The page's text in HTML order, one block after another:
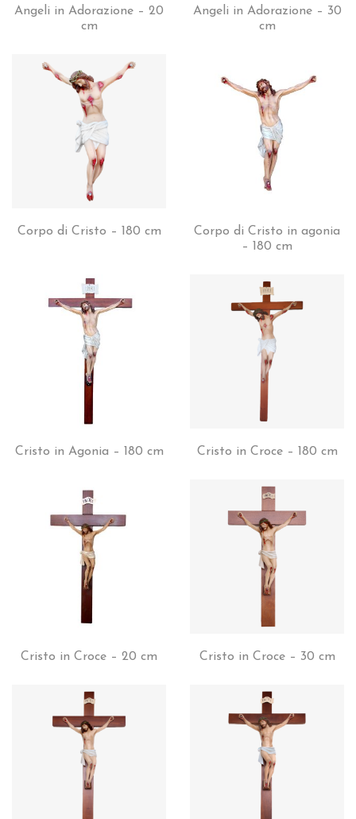
Angeli in Adorazione – 20
cm
Angeli in Adorazione – 30
cm
Corpo di Cristo – 180 cm
Corpo di Cristo in agonia
– 180 cm
Cristo in Agonia – 180 cm Cristo in Croce – 180 cm
Cristo in Croce – 20 cm Cristo in Croce – 30 cm